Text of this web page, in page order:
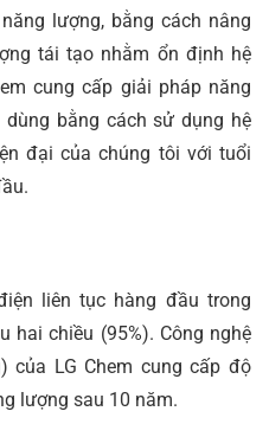
lượng, bằng cách nâng
tái tạo nhằm ổn định hệ
cung cấp giải pháp năng
bằng cách sử dụng hệ
đại của chúng tôi với tuổi
liên tục hàng đầu trong
hai chiều (95%). Công nghệ
của LG Chem cung cấp độ
lượng sau 10 năm.